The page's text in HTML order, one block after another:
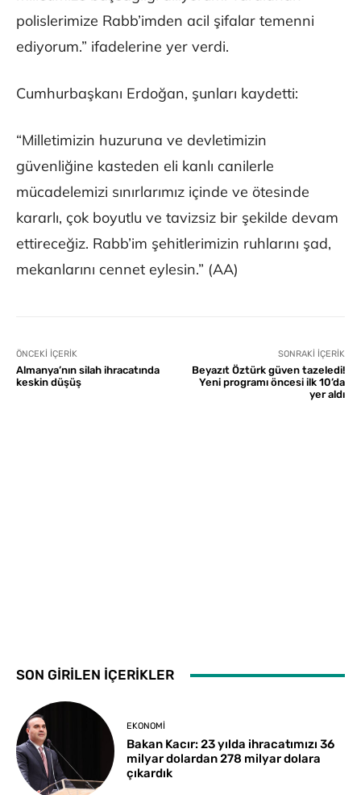
polislerimize Rabb’imden acil şifalar temenni
ediyorum.” ifadelerine yer verdi.
Cumhurbaşkanı Erdoğan, şunları kaydetti:
“Milletimizin huzuruna ve devletimizin
güvenliğine kasteden eli kanlı canilerle
mücadelemizi sınırlarımız içinde ve ötesinde
kararlı, çok boyutlu ve tavizsiz bir şekilde devam
ettireceğiz. Rabb’im şehitlerimizin ruhlarını şad,
mekanlarını cennet eylesin.” (AA)
ÖNCEKI İÇERIK
Almanya’nın silah ihracatında
keskin düşüş
SONRAKI İÇERIK
Beyazıt Öztürk güven tazeledi!
Yeni programı öncesi ilk 10’da
yer aldı
SON GİRİLEN İÇERİKLER
EKONOMI
Bakan Kacır: 23 yılda ihracatımızı 36
milyar dolardan 278 milyar dolara
çıkardık